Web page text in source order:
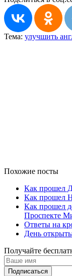
Тема: улучшить
Похожие посты
Как прошел
Как прошел
Как прошел
Проспекте
Ответы на
День
Получайте